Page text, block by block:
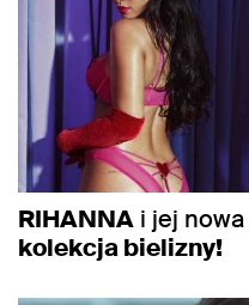
RIHANNA i jej nowa
kolekcja bielizny!